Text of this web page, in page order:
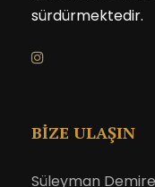
sürdürmektedir.
BİZE ULAŞIN
Süleyman